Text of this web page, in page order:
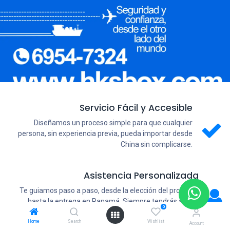
Home Search
0
Wishlist Account
Servicio Fácil y Accesible
Diseñamos un proceso simple para que cualquier
persona, sin experiencia previa, pueda importar desde
China sin complicarse.
Asistencia Personalizada
Te guiamos paso a paso, desde la elección del producto
hasta la entrega en Panamá. Siempre tendrás apoyo
cuando lo necesites.